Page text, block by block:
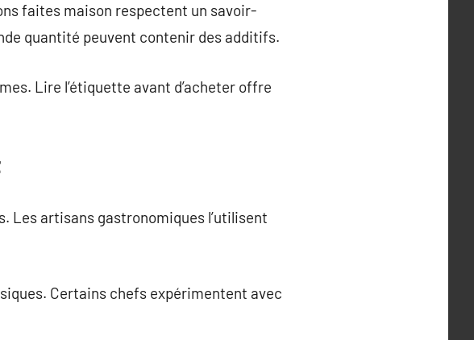
faites maison respectent un savoir-
quantité peuvent contenir des additifs.
Lire l’étiquette avant d’acheter offre
Les artisans gastronomiques l’utilisent
Certains chefs expérimentent avec